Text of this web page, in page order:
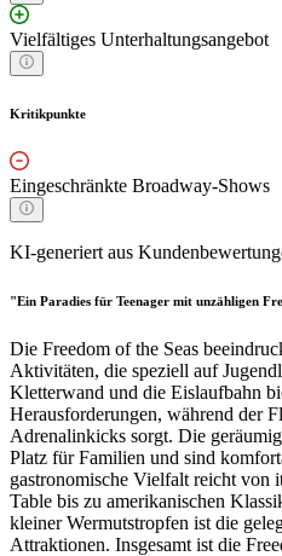
Vielfältiges Unterhaltungsangebot
Kritikpunkte
Eingeschränkte Broadway-Shows
KI-generiert aus
"Ein Paradies für Teenager mit unzähligen
Die Freedom of the Seas
Aktivitäten, die speziell auf
Kletterwand und die Eislaufbahn
Herausforderungen, während der
Adrenalinkicks sorgt. Die
Platz für Familien und sind
gastronomische Vielfalt reicht von
Table bis zu amerikanischen
kleiner Wermutstropfen ist die
Attraktionen. Insgesamt ist die